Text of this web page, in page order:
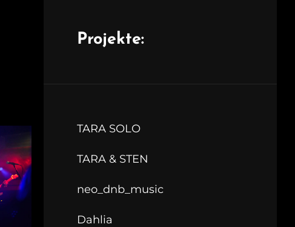
Projekte:
TARA SOLO
TARA & STEN
neo_dnb_music
Dahlia